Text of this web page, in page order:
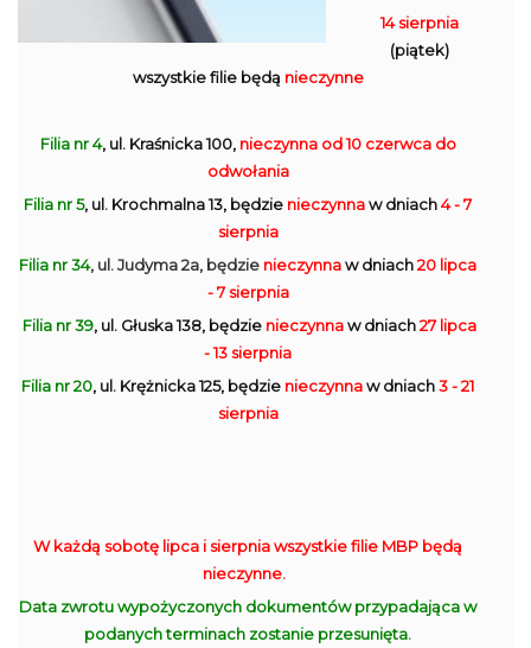
14 sierpnia
(piątek)
wszystkie filie będą nieczynne
Filia nr 4, ul. Kraśnicka 100, nieczynna od 10 czerwca do
odwołania
Filia nr 5, ul. Krochmalna 13, będzie nieczynnaw dniach4 - 7
sierpnia
Filia nr 34, ul. Judyma 2a, będzie nieczynnaw dniach20 lipca
- 7 sierpnia
Filia nr 39, ul. Głuska 138, będzie nieczynnaw dniach27 lipca
- 13 sierpnia
Filia nr 20, ul. Krężnicka 125, będzie nieczynnaw dniach3 - 21
sierpnia
W każdą sobotę lipca i sierpnia wszystkie filie MBP będą
nieczynne.
Data zwrotu wypożyczonych dokumentów przypadająca w
podanych terminach zostanie przesunięta.